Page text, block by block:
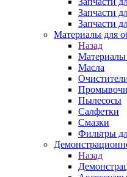
Запчасти
Запчасти
Материалы для
Назад
Масла
Пылесосы
Салфетки
Смазки
Фильтры
Назад